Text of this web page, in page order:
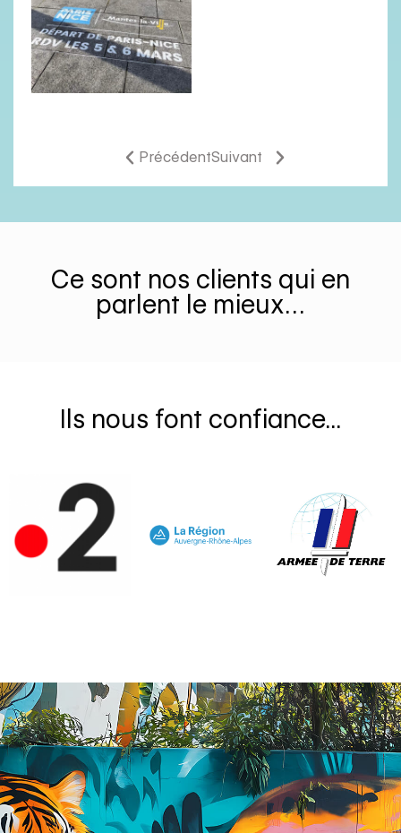
PrécédentSuivant
Ce sont nos clients qui en
parlent le mieux…
Ils nous font confiance...